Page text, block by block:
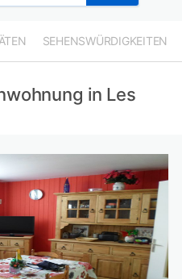
SEHENSWÜRDIGKEITEN
in Les